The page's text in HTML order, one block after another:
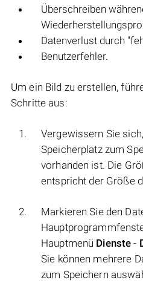
Überschreiben
Datenverlust durch
Benutzerfehler.
Um ein Bild zu erstellen,
Schritte aus:
Vergewissern Sie
Speicherplatz zum
vorhanden ist. Die
entspricht der Größe
Markieren Sie den
Hauptmenü Dienste -
Sie können mehrere
zum Speichern